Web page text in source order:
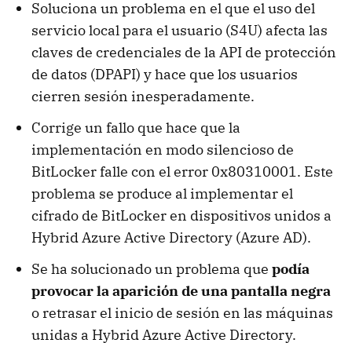
Soluciona un problema en el que el uso del
servicio local para el usuario (S4U) afecta las
claves de credenciales de la API de protección
de datos (DPAPI) y hace que los usuarios
cierren sesión inesperadamente.
Corrige un fallo que hace que la
implementación en modo silencioso de
BitLocker falle con el error 0x80310001. Este
problema se produce al implementar el
cifrado de BitLocker en dispositivos unidos a
Hybrid Azure Active Directory (Azure AD).
Se ha solucionado un problema que podía
provocar la aparición de una pantalla negra
o retrasar el inicio de sesión en las máquinas
unidas a Hybrid Azure Active Directory.